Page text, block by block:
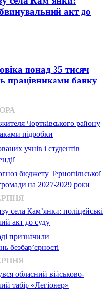
акт до
понад 35 тисяч
працівниками банку
Чортківського району
підробки
учнів і студентів
бюджету Тернопільської
громади на 2027-2029 роки
села Кам’янки: поліцейські
акт до суду
призначили
безбар’єрності
обласний військово-
табір «Легіонер»